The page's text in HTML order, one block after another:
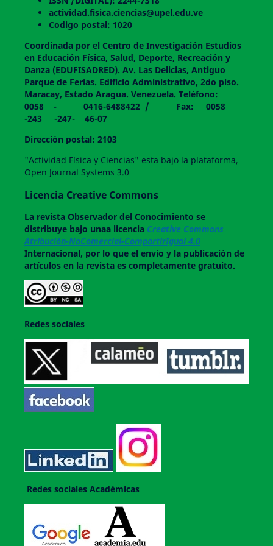
actividad.fisica.ciencias@upel.edu.ve
Codigo postal: 1020
Coordinada por el Centro de Investigación Estudios
en Educación Física, Salud, Deporte, Recreación y
Danza (EDUFISADRED). Av. Las Delicias, Antiguo
Parque de Ferias. Edificio Administrativo, 2do piso.
Maracay, Estado Aragua. Venezuela. Teléfono:
0058 - 0416-6488422 / Fax: 0058
-243 -247- 46-07
Dirección postal: 2103
"Actividad Física y Ciencias" esta bajo la plataforma,
Open Journal Systems 3.0
Licencia Creative Commons
La revistaObservador del Conocimiento se
distribuye bajo unaa licencia Creative Commons
Atribución-NoComercial-CompartirIgual 4.0
Internacional, por lo que el envío y la publicación de
artículos en la revista es completamente gratuito.
Redes sociales
Redes sociales Académicas